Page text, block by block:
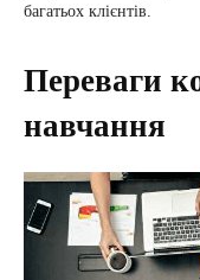
багатьох клієнтів.
Переваги
навчання